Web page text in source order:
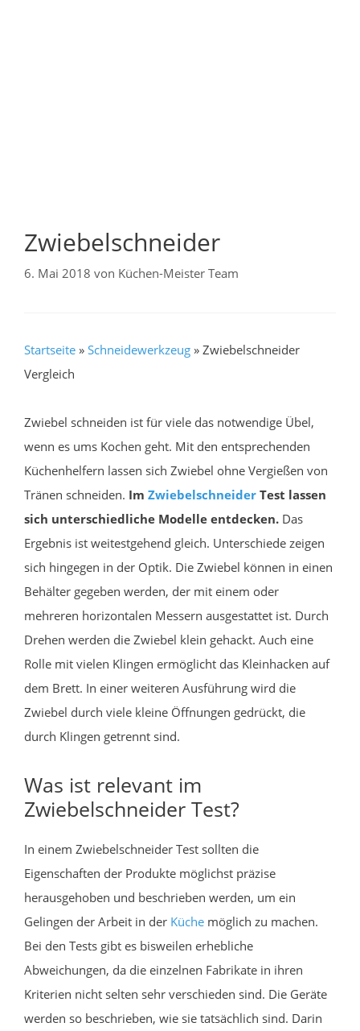
Zwiebelschneider
6. Mai 2018 von Küchen-Meister Team
Startseite » Schneidewerkzeug » Zwiebelschneider
Vergleich
Zwiebel schneiden ist für viele das notwendige Übel,
wenn es ums Kochen geht. Mit den entsprechenden
Küchenhelfern lassen sich Zwiebel ohne Vergießen von
Tränen schneiden. Im Zwiebelschneider Test lassen
sich unterschiedliche Modelle entdecken. Das
Ergebnis ist weitestgehend gleich. Unterschiede zeigen
sich hingegen in der Optik. Die Zwiebel können in einen
Behälter gegeben werden, der mit einem oder
mehreren horizontalen Messern ausgestattet ist. Durch
Drehen werden die Zwiebel klein gehackt. Auch eine
Rolle mit vielen Klingen ermöglicht das Kleinhacken auf
dem Brett. In einer weiteren Ausführung wird die
Zwiebel durch viele kleine Öffnungen gedrückt, die
durch Klingen getrennt sind.
Was ist relevant im
Zwiebelschneider Test?
In einem Zwiebelschneider Test sollten die
Eigenschaften der Produkte möglichst präzise
herausgehoben und beschrieben werden, um ein
Gelingen der Arbeit in der Küche möglich zu machen.
Bei den Tests gibt es bisweilen erhebliche
Abweichungen, da die einzelnen Fabrikate in ihren
Kriterien nicht selten sehr verschieden sind. Die Geräte
werden so beschrieben, wie sie tatsächlich sind. Darin